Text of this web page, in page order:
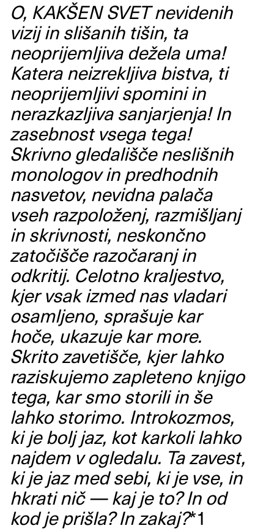
O, KAKŠEN SVET nevidenih
vizij in slišanih tišin, ta
neoprijemljiva dežela uma!
Katera neizrekljiva bistva, ti
neoprijemljivi spomini in
nerazkazljiva sanjarjenja! In
zasebnost vsega tega!
Skrivno gledališče neslišnih
monologov in predhodnih
nasvetov, nevidna palača
vseh razpoloženj, razmišljanj
in skrivnosti, neskončno
zatočišče razočaranj in
odkritij. Celotno kraljestvo,
kjer vsak izmed nas vladari
osamljeno, sprašuje kar
hoče, ukazuje kar more.
Skrito zavetišče, kjer lahko
raziskujemo zapleteno knjigo
tega, kar smo storili in še
lahko storimo. Introkozmos,
ki je bolj jaz, kot karkoli lahko
najdem v ogledalu. Ta zavest,
ki je jaz med sebi, ki je vse, in
hkrati nič — kaj je to? In od
kod je prišla? In zakaj?*1